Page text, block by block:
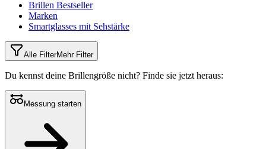
Brillen Bestseller
Marken
Smartglasses mit Sehstärke
Alle FilterMehr Filter
Du kennst deine Brillengröße nicht? Finde sie jetzt heraus:
Messung starten